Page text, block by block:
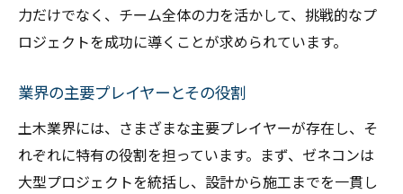
力だけでなく、チーム全体の力を活かして、挑戦的なプ
ロジェクトを成功に導くことが求められています。
業界の主要プレイヤーとその役割
土木業界には、さまざまな主要プレイヤーが存在し、そ
れぞれに特有の役割を担っています。まず、ゼネコンは
大型プロジェクトを統括し、設計から施工までを一貫し